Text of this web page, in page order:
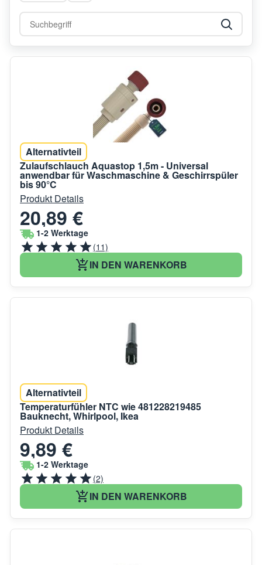
Alternativteil
Zulaufschlauch Aquastop 1,5m - Universal
anwendbar für Waschmaschine & Geschirrspüler
bis 90°C
Produkt Details
20,89 €
1-2 Werktage
(11)
IN DEN WARENKORB
Alternativteil
Temperaturfühler NTC wie 481228219485
Bauknecht, Whirlpool, Ikea
Produkt Details
9,89 €
1-2 Werktage
(2)
IN DEN WARENKORB